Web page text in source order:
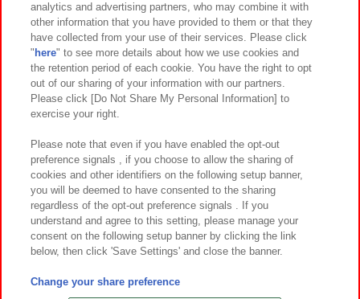
関連会社 サステナビリティ サイトポリシー
プライバシーポリシー ウェブアクセシビリティ方針と検証結果
お取引先さまとともに
カスタマーハラスメント対応方針 よくあるご質問・お問い合わせ
©Bandai Namco Amusement Inc.
©Bandai Namco Amusement Lab Inc.
analytics and advertising partners, who may combine it with
other information that you have provided to them or that they
have collected from your use of their services. Please click
" here" to see more details about how we use cookies and
the retention period of each cookie. You have the right to opt
out of our sharing of your information with our partners.
Please click [Do Not Share My Personal Information] to
exercise your right.
Please note that even if you have enabled the opt-out
preference signals , if you choose to allow the sharing of
cookies and other identifiers on the following setup banner,
you will be deemed to have consented to the sharing
regardless of the opt-out preference signals . If you
understand and agree to this setting, please manage your
consent on the following setup banner by clicking the link
below, then click 'Save Settings' and close the banner.
Change your share preference